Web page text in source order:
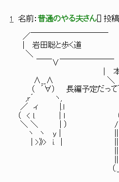
1 名前： 普通のやる夫さん ] 投
／￣￣￣￣￣￣￣￣￣￣
| 岩田聡と歩く道
＼
￣￣∨￣￣￣￣￣￣￣
│ 本作はフィクション
∧__∧ ＼
（ ´∀） 長編予定だって
,r´ ヽ,
／ ィ |.l ∧＿∧ 嘘
（ < l. | l （∀
＼ ＼ | ） /
ヽ ヽ y | || . ＼
| >》> i. | || |.） ..
|| ／ ／
|| （_＿）
（._| ヽ
| | | | ､,